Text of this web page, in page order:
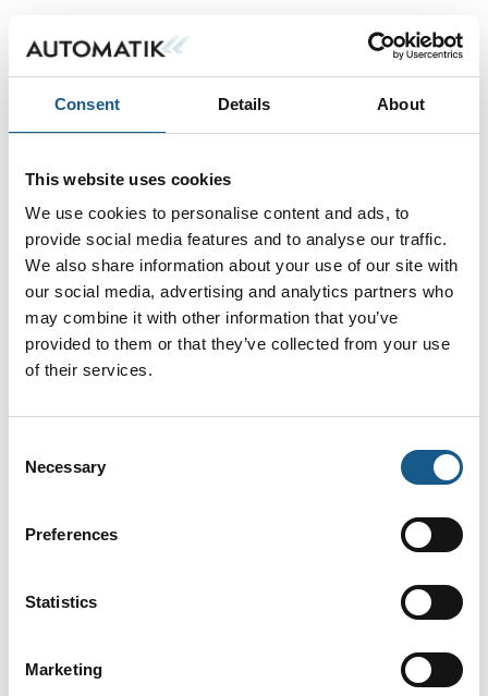
Consent Details About
This website uses cookies
We use cookies to personalise content and ads, to
provide social media features and to analyse our traffic.
We also share information about your use of our site with
our social media, advertising and analytics partners who
may combine it with other information that you’ve
provided to them or that they’ve collected from your use
of their services.
Selection
Necessary
Preferences
Statistics
Marketing